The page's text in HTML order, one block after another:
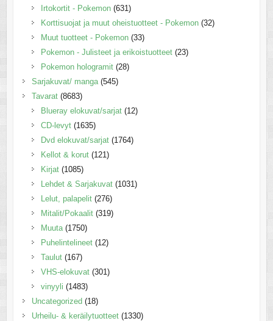
Irtokortit - Pokemon (631)
Korttisuojat ja muut oheistuotteet - Pokemon (32)
Muut tuotteet - Pokemon (33)
Pokemon - Julisteet ja erikoistuotteet (23)
Pokemon hologramit (28)
Sarjakuvat/ manga (545)
Tavarat (8683)
Blueray elokuvat/sarjat (12)
CD-levyt (1635)
Dvd elokuvat/sarjat (1764)
Kellot & korut (121)
Kirjat (1085)
Lehdet & Sarjakuvat (1031)
Lelut, palapelit (276)
Mitalit/Pokaalit (319)
Muuta (1750)
Puhelintelineet (12)
Taulut (167)
VHS-elokuvat (301)
vinyyli (1483)
Uncategorized (18)
Urheilu- & keräilytuotteet (1330)